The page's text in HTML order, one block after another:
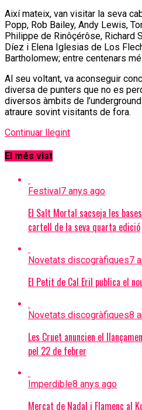
Així mateix, van visitar la seva
Popp, Rob Bailey, Andy Lewis,
Philippe de Rinôçérôse, Richard
Díez i Elena Iglesias de Los
Bartholomew; entre centenars
Al seu voltant, va aconseguir
diversa de punters que no es
diversos àmbits de
atraure sovint visitants de fora.
Continuar llegint
El més vist
Festival7 anys ago
El Salt Mortal sacseja les
cartell de la seva quarta edició
Novetats discogràfiques7
El Petit de Cal Eril publica el
Novetats discogràfiques8
Les Cruet anuncien el
pel 22 de febrer
Imperdible8 anys ago
Mercat de Nadal i Flamenc al